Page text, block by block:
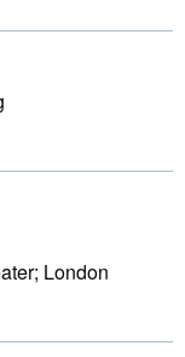
London